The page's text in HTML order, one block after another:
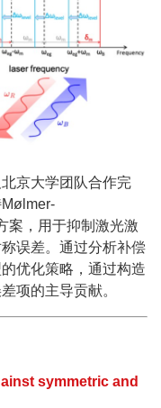
京大学团队合作完
案，用于抑制激光激
误差。通过分析补偿
优化策略，通过构造
项的主导贡献。
symmetric and